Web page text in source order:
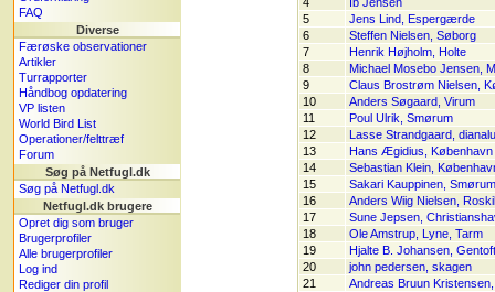
FAQ
Diverse
Færøske observationer
Artikler
Turrapporter
Håndbog opdatering
VP listen
World Bird List
Operationer/felttræf
Forum
Søg på Netfugl.dk
Søg på Netfugl.dk
Netfugl.dk brugere
Opret dig som bruger
Brugerprofiler
Alle brugerprofiler
Log ind
Rediger din profil
5
Jens Lind, Espergærde
6
Steffen Nielsen, Søborg
7
Henrik Højholm, Holte
8
Michael Mosebo Jensen,
9
Claus Brostrøm Nielsen,
10
Anders Søgaard, Virum
11
Poul Ulrik, Smørum
12
Lasse Strandgaard,
13
Hans Ægidius, København
14
Sebastian Klein,
15
Sakari Kauppinen, Smørum
16
Anders Wiig Nielsen,
17
Sune Jepsen,
18
Ole Amstrup, Lyne, Tarm
19
Hjalte B. Johansen,
20
john pedersen, skagen
21
Andreas Bruun